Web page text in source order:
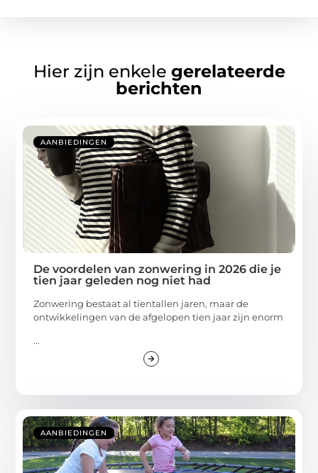
Hier zijn enkele gerelateerde
berichten
AANBIEDINGEN
De voordelen van zonwering in 2026 die je
tien jaar geleden nog niet had
Zonwering bestaat al tientallen jaren, maar de
ontwikkelingen van de afgelopen tien jaar zijn enorm
...
AANBIEDINGEN